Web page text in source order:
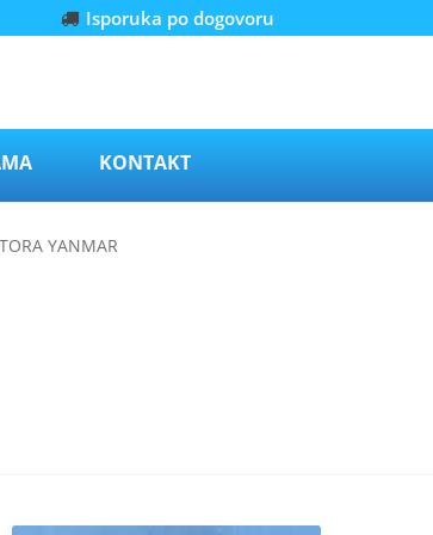
Isporuka po dogovoru
KONTAKT
YANMAR